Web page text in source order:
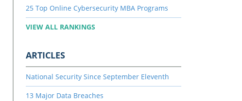
25 Top Online Cybersecurity MBA Programs
VIEW ALL RANKINGS
ARTICLES
National Security Since September Eleventh
13 Major Data Breaches